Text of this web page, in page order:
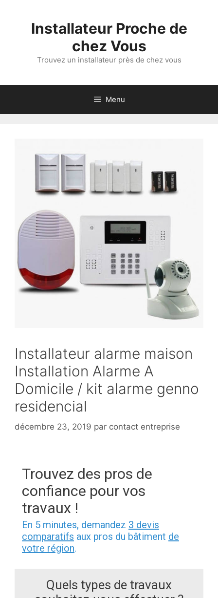
Installateur Proche de
chez Vous
Trouvez un installateur près de chez vous
Menu
Installateur alarme maison
Installation Alarme A
Domicile / kit alarme genno
residencial
décembre 23, 2019 par contact entreprise
Trouvez des pros de
confiance pour vos
travaux !
En 5 minutes, demandez 3 devis
comparatifs aux pros du bâtiment de
votre région.
Quels types de travaux